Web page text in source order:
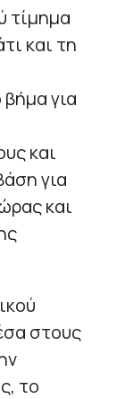
τίμημα
και τη
για
και
για
και
στους
το